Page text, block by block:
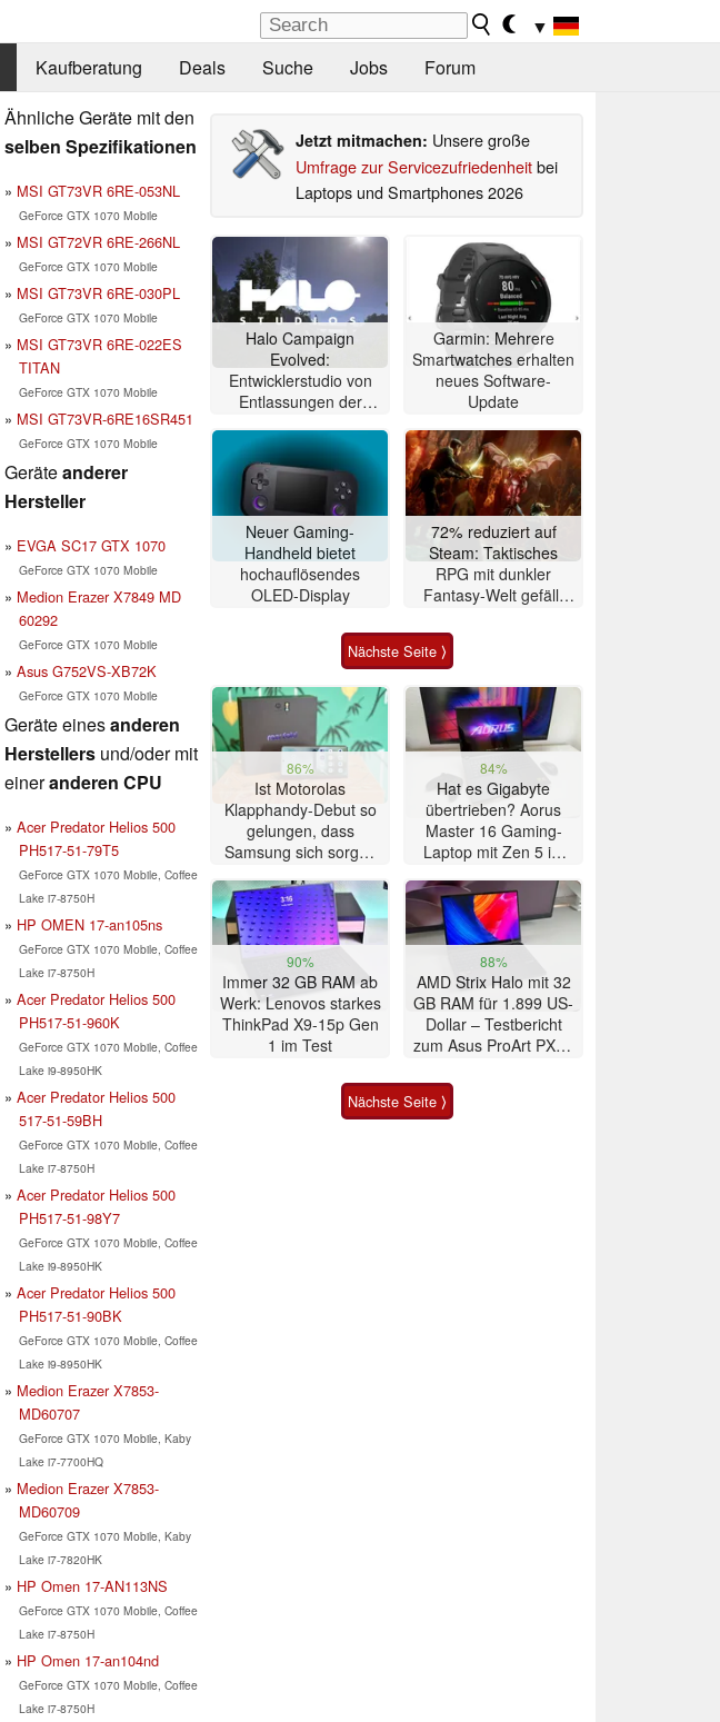
▼
Kaufberatung Deals Suche Jobs Forum
Ähnliche Geräte mit den
selben Spezifikationen
MSI GT73VR 6RE-053NL
GeForce GTX 1070 Mobile
MSI GT72VR 6RE-266NL
GeForce GTX 1070 Mobile
MSI GT73VR 6RE-030PL
GeForce GTX 1070 Mobile
MSI GT73VR 6RE-022ES
TITAN
GeForce GTX 1070 Mobile
MSI GT73VR-6RE16SR451
GeForce GTX 1070 Mobile
Geräteanderer
Hersteller
EVGA SC17 GTX 1070
GeForce GTX 1070 Mobile
Medion Erazer X7849 MD
60292
GeForce GTX 1070 Mobile
Asus G752VS-XB72K
GeForce GTX 1070 Mobile
Geräte einesanderen
Herstellers und/oder mit
eineranderen CPU
Acer Predator Helios 500
PH517-51-79T5
GeForce GTX 1070 Mobile, Coffee
Lake i7-8750H
HP OMEN 17-an105ns
GeForce GTX 1070 Mobile, Coffee
Lake i7-8750H
Acer Predator Helios 500
PH517-51-960K
GeForce GTX 1070 Mobile, Coffee
Lake i9-8950HK
Acer Predator Helios 500
517-51-59BH
GeForce GTX 1070 Mobile, Coffee
Lake i7-8750H
Acer Predator Helios 500
PH517-51-98Y7
GeForce GTX 1070 Mobile, Coffee
Lake i9-8950HK
Acer Predator Helios 500
PH517-51-90BK
GeForce GTX 1070 Mobile, Coffee
Lake i9-8950HK
Medion Erazer X7853-
MD60707
GeForce GTX 1070 Mobile, Kaby
Lake i7-7700HQ
Medion Erazer X7853-
MD60709
GeForce GTX 1070 Mobile, Kaby
Lake i7-7820HK
HP Omen 17-AN113NS
GeForce GTX 1070 Mobile, Coffee
Lake i7-8750H
HP Omen 17-an104nd
GeForce GTX 1070 Mobile, Coffee
Lake i7-8750H
Jetzt mitmachen: Unsere große
Umfrage zur Servicezufriedenheitbei
Laptops und Smartphones 2026
Halo Campaign
Evolved:
Entwicklerstudio von
Entlassungen der
Garmin: Mehrere
Smartwatches erhalten
neues Software-
Update
Neuer Gaming-
Handheld bietet
hochauflösendes
OLED-Display
72% reduziert auf
Steam: Taktisches
RPG mit dunkler
Fantasy-Welt gefällt
Nächste Seite ⟩
86%
Ist Motorolas
Klapphandy-Debut so
gelungen, dass
Samsung sich sorgen
Smartphone im Test
84%
Hat es Gigabyte
übertrieben? Aorus
Master 16 Gaming-
Laptop mit Zen 5 im
90%
Immer 32 GB RAM ab
Werk: Lenovos starkes
ThinkPad X9-15p Gen
1 im Test
88%
AMD Strix Halo mit 32
GB RAM für 1.899 US-
Dollar – Testbericht
zum Asus ProArt PX13
Nächste Seite ⟩